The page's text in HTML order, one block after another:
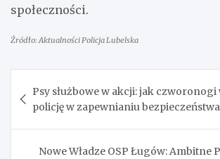
społeczności.
Źródło: Aktualności Policja Lubelska
wpisu
Psy służbowe w akcji: jak czworonogi
policję w zapewnianiu bezpieczeństwa
Nowe Władze OSP Ługów: Ambitne